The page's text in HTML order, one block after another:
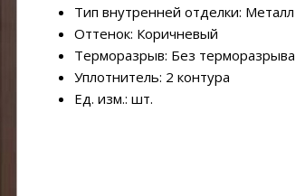
Тип внутренней отделки: Металл
Оттенок: Коричневый
Терморазрыв: Без терморазрыва
Уплотнитель: 2 контура
Ед. изм.: шт.